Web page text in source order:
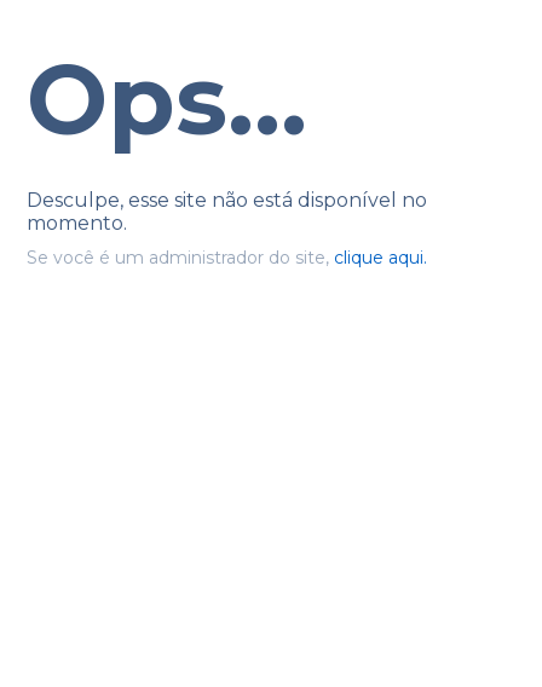
Ops...
Desculpe, esse site não está disponível no
momento.
Se você é um administrador do site, clique aqui.